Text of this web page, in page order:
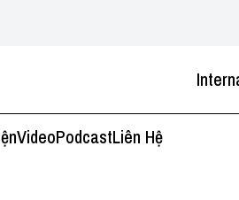
VideoPodcastLiên Hệ